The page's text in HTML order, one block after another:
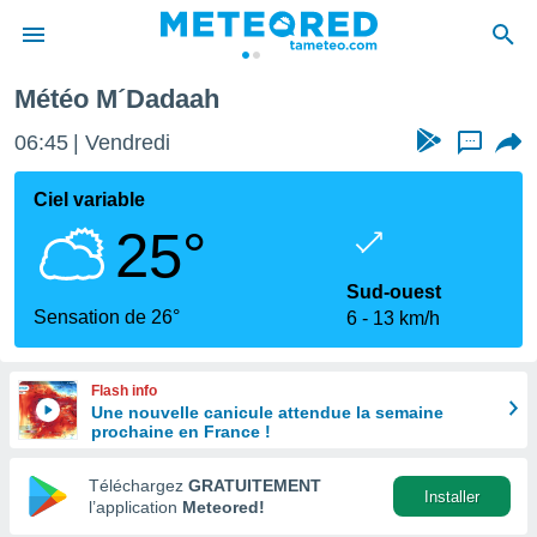
de
en
Météo M´Dadaah
06:45 Vendredi ...
Ciel variable
25°
Sensation de 26°
Sud-ouest
6
13 km/h
Flash info
Une nouvelle canicule attendue la semaine
prochaine en France !
Téléchargez GRATUITEMENT
l’application Meteored!
Installer